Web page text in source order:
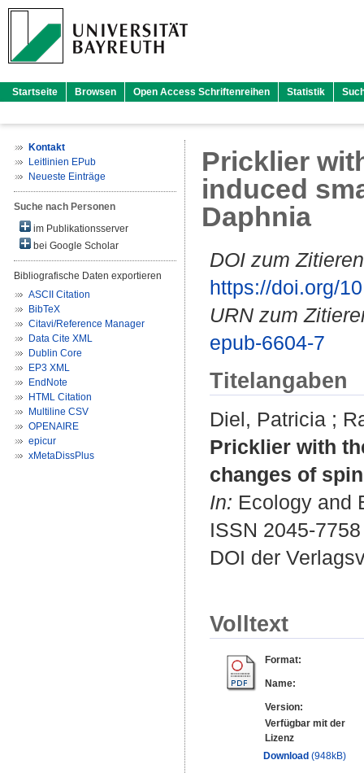
Startseite Browsen Open Access Schriftenreihen Statistik
Kontakt
Leitlinien EPub
Neueste Einträge
Suche nach Personen
im Publikationsserver
bei Google Scholar
Bibliografische Daten exportieren
ASCII Citation
BibTeX
Citavi/Reference Manager
Data Cite XML
Dublin Core
EP3 XML
EndNote
HTML Citation
Multiline CSV
OPENAIRE
epicur
xMetaDissPlus
Pricklier
induced
Daphnia
DOI zum
https://doi.org/
URN zum
epub-6604-7
Titelangaben
Diel, Patricia ;
Pricklier with
changes of
In: Ecology and
ISSN 2045-7758
DOI der
Volltext
Format:
Name:
Version:
Verfügbar mit der
Lizenz
Download (948kB)